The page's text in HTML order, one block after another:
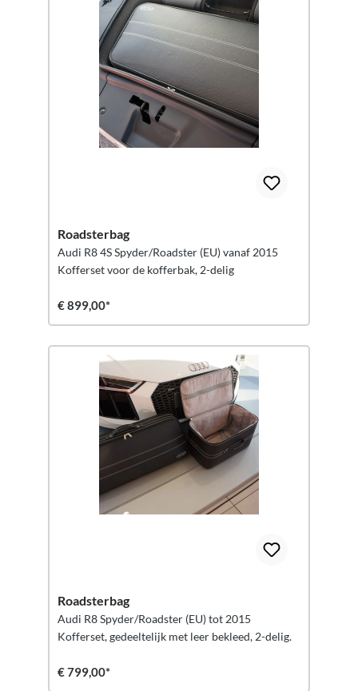
Roadsterbag
Audi R8 4S Spyder/Roadster (EU) vanaf 2015
Kofferset voor de kofferbak, 2-delig
€ 899,00*
Roadsterbag
Audi R8 Spyder/Roadster (EU) tot 2015
Kofferset, gedeeltelijk met leer bekleed, 2-delig.
€ 799,00*